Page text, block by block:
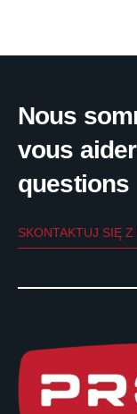
Nous
vous
questions
SKONTAKTUJ SIĘ Z